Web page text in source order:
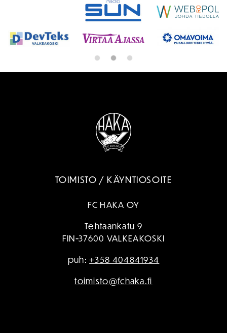
TOIMISTO / KÄYNTIOSOITE
FC HAKA OY
Tehtaankatu 9
FIN-37600 VALKEAKOSKI
puh:+358 404841934
toimisto@fchaka.fi